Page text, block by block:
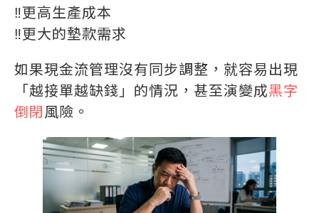
‼️更高生產成本
‼️更大的墊款需求
如果現金流管理沒有同步調整，就容易出現
「越接單越缺錢」的情況，甚至演變成黑字
倒閉 風險。